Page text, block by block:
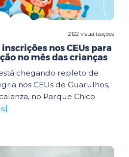
2122 visualizações
nos CEUs para
no mês das crianças
chegando repleto de
nos CEUs de Guarulhos,
no Parque Chico